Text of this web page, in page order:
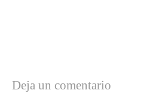
Deja un comentario